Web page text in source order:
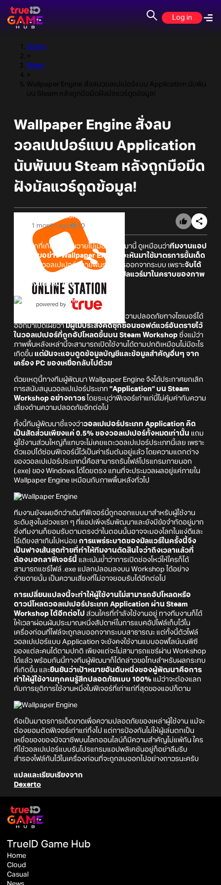
Log in
Home
>
News
>
Wallpaper Engine สั่งลบวอลเปเปอร์แบบ Application นับพัน
บน Steam หลังถูกมือมืดฝังมัลแวร์ดูดข้อมูล!
Wallpaper Engine สั่งลบ
วอลเปเปอร์แบบ Application
นับพันบน Steam หลังถูกมือมืด
ฝังมัลแวร์ดูดข้อมูล!
Online Station
1 month ago
10
หลังจากที่เกิดเรื่องวุ่นวายไปเมื่อไม่นานมานี้ ดูเหมือนว่าทีมงานแอป
ยอดนิยมอย่างWallpaper Engine
จะหันมาใช้มาตรการขั้นเด็ด
ถอดวอลเปเปอร์หลายพันรายการออกจากระบบ เพราะจับได้
ว่ามีกลุ่มแฮกเกอร์หัวหมอแอบแฝงมัลแวร์มาในคราบของภาพ
พื้นหลังแต่งหน้าจอ
โดยก่อนหน้านี้ Kaspersky บริษัทด้านความปลอดภัยทางไซเบอร์ได้
ออกมาเปิดเผยว่ามีผู้ไม่ประสงค์ดีซุกซ่อนซอฟต์แวร์อันตรายไว้
ในวอลเปเปอร์ที่ถูกอัปโหลดขึ้นบน Steam Workshop ซึ่งแม้ว่า
ภาพพื้นหลังเหล่านี้จะสามารถเปิดใช้งานได้ตามปกติเหมือนไม่มีอะไร
เกิดขึ้น แต่มันจะแอบดูดข้อมูลบัญชีและข้อมูลสำคัญอื่นๆ จาก
เครื่อง PC ของเหยื่อกลับไปด้วย
ด้วยเหตุนี้ทางทีมผู้พัฒนา Wallpaper Engine จึงได้ประกาศยกเลิก
การสนับสนุนวอลเปเปอร์ประเภท "Application" บน Steam
Workshop อย่างถาวร โดยระบุว่าฟีเจอร์เก่าแก่นี้ไม่คุ้มค่ากับความ
เสี่ยงด้านความปลอดภัยอีกต่อไป
ทั้งนี้ทีมผู้พัฒนาชี้แจงว่าวอลเปเปอร์ประเภท Application คิด
เป็นสัดส่วนเพียงแค่ 0.5% ของวอลเปเปอร์ทั้งหมดเท่านั้น แถม
ผู้ใช้งานส่วนใหญ่ก็แทบจะไม่เคยแตะวอลเปเปอร์ประเภทนี้เลย เพราะ
ตัวแอปได้ซ่อนฟีเจอร์นี้ไว้เป็นค่าเริ่มต้นอยู่แล้ว โดยความแตกต่าง
ของวอลเปเปอร์ประเภทนี้คือสามารถรันไฟล์โปรแกรมภายนอก
(.exe) ของ Windows ได้โดยตรง แทนที่จะประมวลผลอยู่แค่ภายใน
Wallpaper Engine เหมือนกับภาพพื้นหลังทั่วไป
ทีมงานยังเผยอีกว่าเดิมทีฟีเจอร์นี้ถูกออกแบบมาสำหรับผู้ใช้งาน
ระดับสูงในช่วงแรก ๆ ที่แอปเพิ่งเริ่มพัฒนาและยังมีข้อจำกัดอยู่มาก
ซึ่งทีมงานก็ยอมรับตามตรงว่าในตอนนั้นอาจจะมองโลกในแง่ดีและ
ไร้เดียงสาเกินไปหน่อย การแพร่ระบาดของมัลแวร์ในครั้งนี้จึง
เป็นฟางเส้นสุดท้ายที่ทำให้ทีมงานตัดสินใจว่าถึงเวลาแล้วที่
ต้องบอกลาฟีเจอร์นี้ และเน้นย้ำว่าการเปิดช่องโหว่ให้ใครก็ได้
สามารถแชร์ไฟล์ .exe แปลกปลอมลงบน Workshop ได้อย่าง
ง่ายดายนั้น เป็นความเสี่ยงที่ไม่อาจยอมรับได้อีกต่อไป
การเปลี่ยนแปลงนี้จะทำให้ผู้ใช้งานไม่สามารถอัปโหลดหรือ
ดาวน์โหลดวอลเปเปอร์ประเภท Application ผ่าน Steam
Workshop ได้อีกต่อไป ส่วนใครที่กำลังใช้งานอยู่ ทางทีมงานก็ได้
ให้เวลาผ่อนผันประมาณหนึ่งสัปดาห์ในการแบคอัปไฟล์เก็บไว้ใน
เครื่องก่อนที่ไฟล์จะถูกลบออกจากระบบสาธารณะ แต่ทั้งนี้ตัวไฟล์
วอลเปเปอร์แบบ Application จะยังคงใช้งานแบบออฟไลน์บนพีซี
ของแต่ละคนได้ตามปกติ เพียงแต่จะไม่สามารถแชร์ผ่าน Workshop
ได้แล้ว พร้อมกันนี้ทางทีมผู้พัฒนาก็ได้กล่าวขอโทษสำหรับผลกระทบ
ที่เกิดขึ้น และยืนยันว่าเป้าหมายอันดับหนึ่งของผู้พัฒนาคือการ
ทำให้ผู้ใช้งานทุกคนรู้สึกปลอดภัยแบบ 100% แม้ว่าจะต้องแลก
กับการยุติการใช้งานหนึ่งในฟีเจอร์ที่เก่าแก่ที่สุดของแอปก็ตาม
ถือเป็นมาตรการเด็ดขาดเพื่อความปลอดภัยของเหล่าผู้ใช้งาน แม้จะ
ต้องยอมตัดฟีเจอร์เก่าแก่ทิ้งไป แต่การป้องกันไม่ให้ผู้เล่นตกเป็น
เหยื่อของของมิจฉาชีพบนโลกออนไลน์ก็มีความสำคัญไม่แพ้กัน ใคร
ที่ใช้วอลเปเปอร์แบบรันโปรแกรมแอปพลิเคชันอยู่ก็อย่าลืมรีบ
สำรองไฟล์กันไว้ในเครื่องก่อนที่จะถูกลบออกไปอย่างถาวรนะครับ
แปลและเรียบเรียงจาก
Dexerto
TrueID Game Hub
Home
Cloud
Casual